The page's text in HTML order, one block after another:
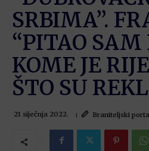
SRBIMA”.
“PITAO SAM
KOME JE
ŠTO SU
21 siječnja 2022. Braniteljski